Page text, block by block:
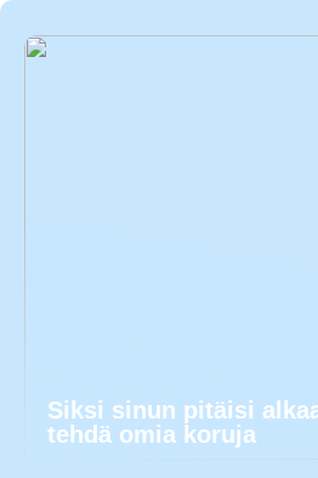
Siksi sinun pitäisi
tehdä omia koruja